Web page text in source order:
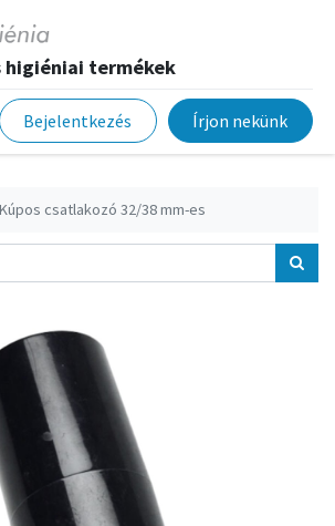
higiéniai termékek
Bejelentkezés Írjon nekünk
Kúpos csatlakozó 32/38 mm-es